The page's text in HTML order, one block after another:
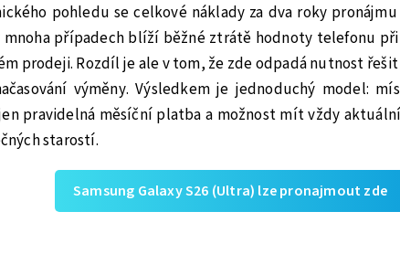
pohledu se celkové náklady za dva roky
mnoha případech blíží běžné ztrátě hodnoty telefonu
prodeji. Rozdíl je ale v tom, že zde odpadá nutnost
výměny. Výsledkem je jednoduchý model:
pravidelná měsíční platba a možnost mít vždy
starostí.
Samsung Galaxy S26 (Ultra) lze pronajmout zde